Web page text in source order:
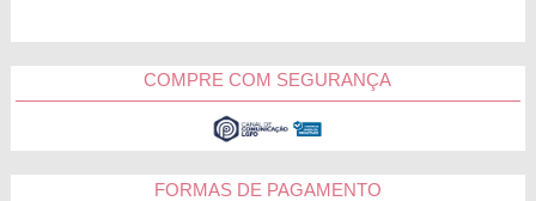
COMPRE COM SEGURANÇA
FORMAS DE PAGAMENTO